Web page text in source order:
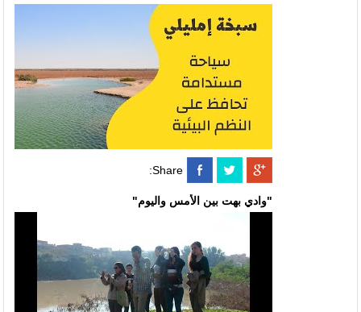
Share:
"وادي بهت بين الأمس واليوم"